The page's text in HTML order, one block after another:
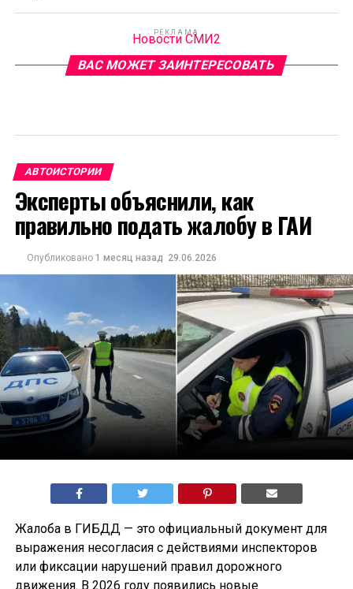
РЕКЛАМА
Новости СМИ2
ВАС МОЖЕТ ЗАИНТЕРЕСОВАТЬ
АВТОИСТОРИИ
Эксперты объяснили, как
правильно подать жалобу в ГАИ
Опубликовано 1 месяц назад 29.06.2026
Жалоба в ГИБДД — это официальный документ для
выражения несогласия с действиями инспекторов
или фиксации нарушений правил дорожного
движения. В 2026 году появились новые